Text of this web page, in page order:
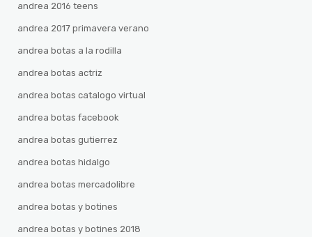
andrea 2016 teens
andrea 2017 primavera verano
andrea botas a la rodilla
andrea botas actriz
andrea botas catalogo virtual
andrea botas facebook
andrea botas gutierrez
andrea botas hidalgo
andrea botas mercadolibre
andrea botas y botines
andrea botas y botines 2018